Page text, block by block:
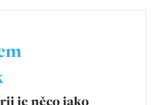
je něco jako